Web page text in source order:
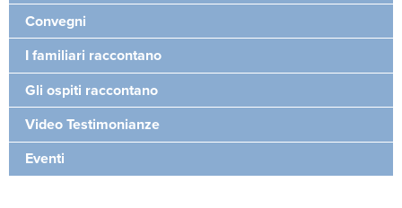
Convegni
I familiari raccontano
Gli ospiti raccontano
Video Testimonianze
Eventi